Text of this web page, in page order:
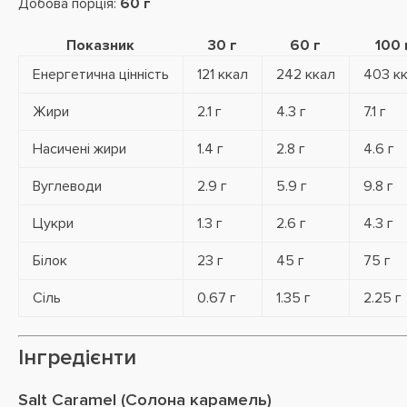
Добова порція: 60 г
Показник 30 г 60 г
100
Енергетична цінність
121 ккал 242 ккал 403
Жири 2.1 г 4.3 г 7.1 г
Насичені жири 1.4 г 2.8 г 4.6 г
Вуглеводи 2.9 г 5.9 г 9.8 г
Цукри 1.3 г 2.6 г 4.3 г
Білок 23 г 45 г 75 г
Сіль 0.67 г 1.35 г 2.25 г
Інгредієнти
Salt Caramel (Солона карамель)